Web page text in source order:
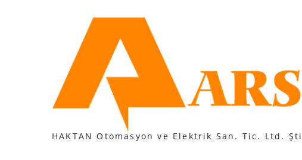
HAKTAN Otomasyon ve Elektrik San. Tic. Ltd.